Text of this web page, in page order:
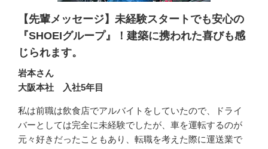
【先輩メッセージ】未経験スタートでも安心の
『SHOEIグループ』！建築に携われた喜びも感
じられます。
岩本さん
大阪本社 入社5年目
私は前職は飲食店でアルバイトをしていたので、ドライ
バーとしては完全に未経験でしたが、車を運転するのが
元々好きだったこともあり、転職を考えた際に運送業で